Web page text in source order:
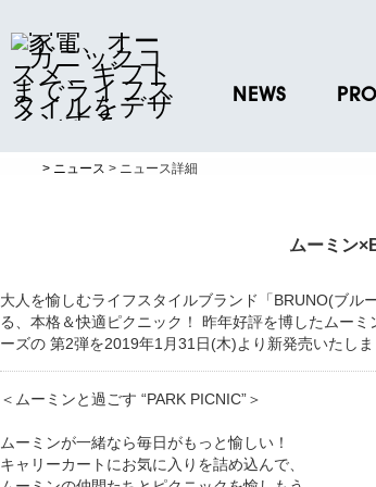
NEWS
プレスリリース
お取引
> ニュース > ニュース詳細
ムーミン
大人を愉しむライフスタイルブランド「BRUNO(ブル
る、本格＆快適ピクニック！ 昨年好評を博したムー
ーズの 第2弾を2019年1月31日(木)より新発売いたしま
＜ムーミンと過ごす “PARK PICNIC”＞
ムーミンが一緒なら毎日がもっと愉しい！
キャリーカートにお気に入りを詰め込んで、